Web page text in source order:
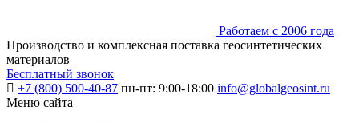
Работаем с 2006 года
Производство и комплексная поставка геосинтетических
материалов
Бесплатный звонок
+7 (800) 500-40-87 пн-пт: 9:00-18:00 info@globalgeosint.ru
Меню сайта